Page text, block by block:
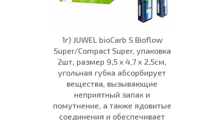
1г) JUWEL bioCarb S Bioflow
Super/Compact Super, упаковка
2шт, размер 9,5 x 4,7 x 2,5см,
угольная губка абсорбирует
вещества, вызывающие
неприятный запах и
помутнение, а также ядовитые
соединения и обеспечивает